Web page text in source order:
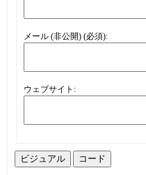
メール (非公開) (必須):
ウェブサイト:
ビジュアル コード